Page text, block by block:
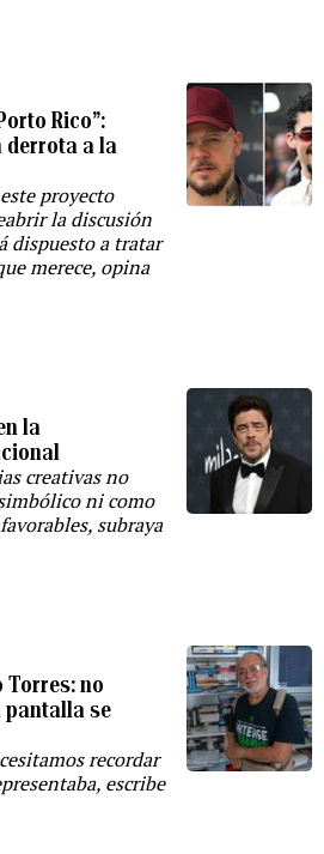
Rico”:
derrota a la
proyecto
la discusión
dispuesto a tratar
merece, opina
la
creativas no
ni como
subraya
Torres: no
pantalla se
recordar
escribe